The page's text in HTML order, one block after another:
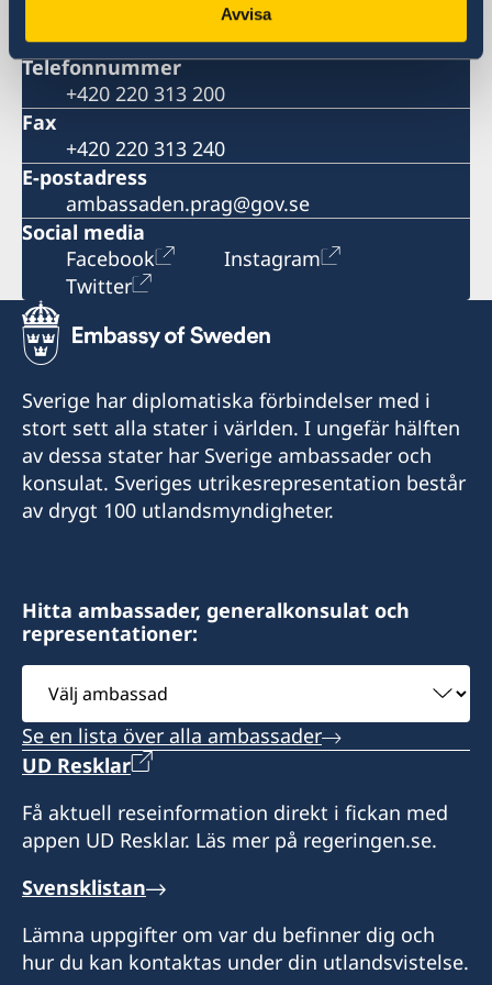
Avvisa
Tjeckien
Telefonnummer
+420 220 313 200
Fax
+420 220 313 240
E-postadress
ambassaden.prag@gov.se
Social media
Facebook
Instagram
Twitter
Sverige har diplomatiska förbindelser med i
stort sett alla stater i världen. I ungefär hälften
av dessa stater har Sverige ambassader och
konsulat. Sveriges utrikesrepresentation består
av drygt 100 utlandsmyndigheter.
Hitta ambassader, generalkonsulat och
representationer:
Välj
ambassad
Se en lista över alla ambassader
UD Resklar
Få aktuell reseinformation direkt i fickan med
appen UD Resklar. Läs mer på regeringen.se.
Svensklistan
Lämna uppgifter om var du befinner dig och
hur du kan kontaktas under din utlandsvistelse.